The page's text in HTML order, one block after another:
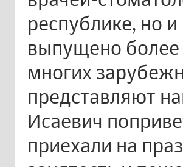
республике, но
выпущено более
многих
представляют
Исаевич
приехали на